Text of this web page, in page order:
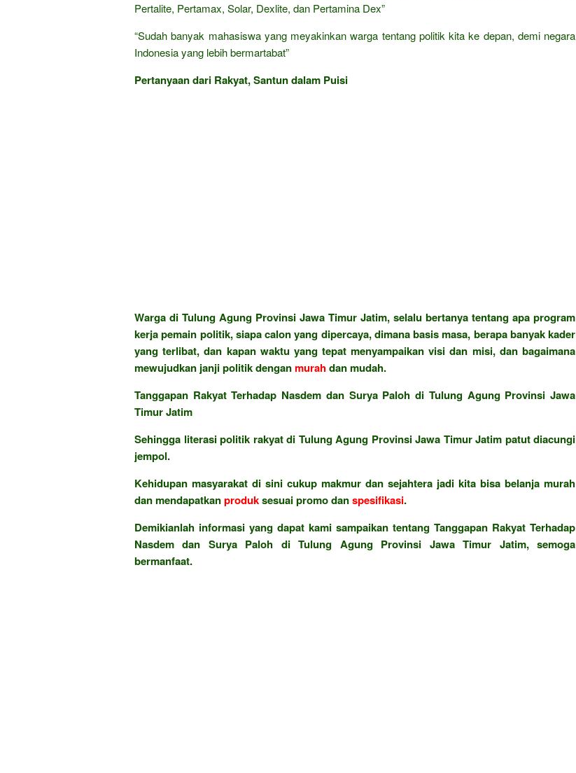
Pertalite, Pertamax, Solar, Dexlite, dan Pertamina Dex”
“Sudah banyak mahasiswa yang meyakinkan warga tentang politik kita ke depan, demi negara
Indonesia yang lebih bermartabat”
Pertanyaan dari Rakyat, Santun dalam Puisi
Warga di Tulung Agung Provinsi Jawa Timur Jatim, selalu bertanya tentang apa program
kerja pemain politik, siapa calon yang dipercaya, dimana basis masa, berapa banyak kader
yang terlibat, dan kapan waktu yang tepat menyampaikan visi dan misi, dan bagaimana
mewujudkan janji politik denganmurahdan mudah.
Tanggapan Rakyat Terhadap Nasdem dan Surya Paloh di Tulung Agung Provinsi Jawa
Timur Jatim
Sehingga literasi politik rakyat di Tulung Agung Provinsi Jawa Timur Jatim patut diacungi
jempol.
Kehidupan masyarakat di sini cukup makmur dan sejahtera jadi kita bisa belanja murah
dan mendapatkanproduksesuai promo danspesifikasi.
Demikianlah informasi yang dapat kami sampaikan tentang Tanggapan Rakyat Terhadap
Nasdem dan Surya Paloh di Tulung Agung Provinsi Jawa Timur Jatim, semoga
bermanfaat.